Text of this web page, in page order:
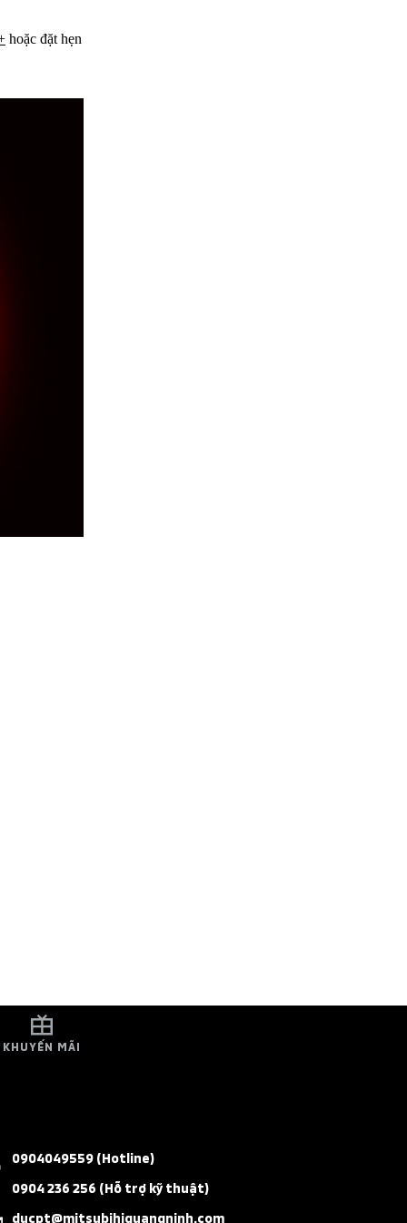
hoặc đặt hẹn
KHUYẾN MÃI
0904049559 (Hotline)
0904 236 256 (Hỗ trợ kỹ thuật)
ducpt@mitsubihiquangninh.com